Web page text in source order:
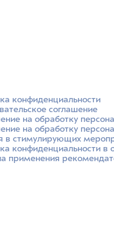
конфиденциальности
соглашение
на обработку
на обработку
в стимулирующих
конфиденциальности в
применения